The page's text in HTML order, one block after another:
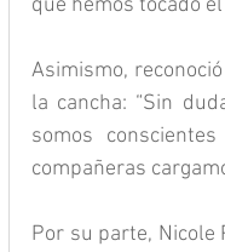
que hemos tocado
Asimismo,
la cancha: “Sin
somos
compañeras
Por su parte, Nicole